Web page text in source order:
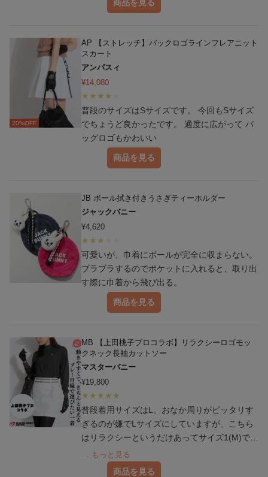
商品を見る
20%OFF
AP 【ストレッチ】バックロゴラインフレアニット
スカート
アンパスィ
¥14,080
普段のサイズはSサイズです。 今回もSサイズ
でちょうど良かったです。 適度に広がって バ
ッグロゴもかわいい
商品を見る
JB ボール拭き付きうさぎティーホルダー
ジャックバニー
¥4,620
可愛いが、巾着にボールが完全に収まらない。
ブラブラするのでポケットに入れると、取り出
す際に巾着から飛び出る。
商品を見る
MB 【上田桃子プロコラボ】リラクシーロゴモッ
クネック長袖カットソー
マスターバニー
¥19,800
普段着用サイズはL。おなか周りがピッタリす
ぎるのが嫌でLサイズにしていますが、こちら
はリラクシーというだけあってサイズ1(M)でぴ
ったりでした。
… もっと見る
商品を見る